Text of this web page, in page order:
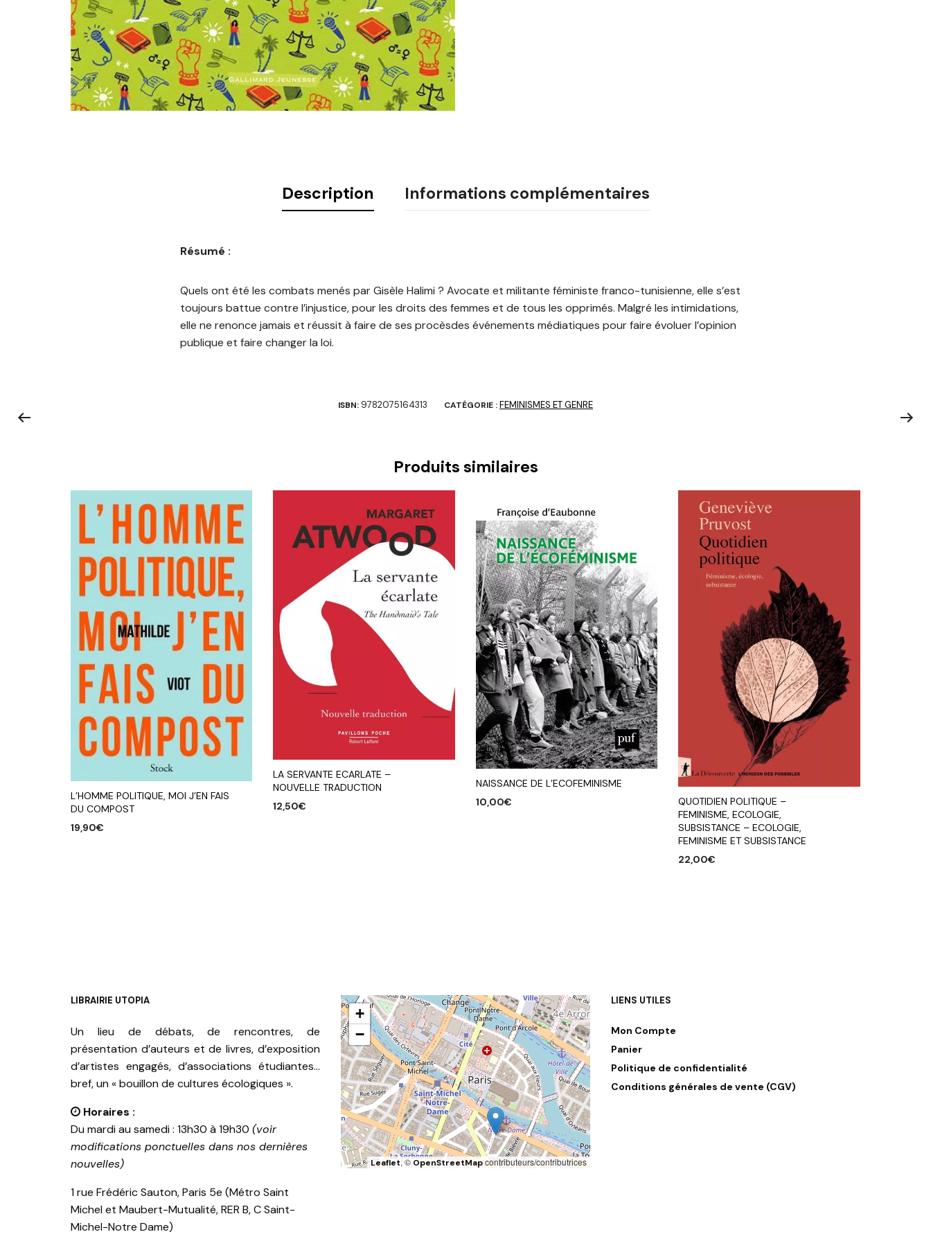
Description Informations complémentaires
Résumé :
Quels ont été les combats menés par Gisèle Halimi ? Avocate et militante féministe franco-tunisienne, elle s’est
toujours battue contre l’injustice, pour les droits des femmes et de tous les opprimés. Malgré les intimidations,
elle ne renonce jamais et réussit à faire de ses procèsdes événements médiatiques pour faire évoluer l’opinion
publique et faire changer la loi.
ISBN: 9782075164313 CATÉGORIE :FEMINISMES ET GENRE
Produits similaires
L’HOMME POLITIQUE, MOI J’EN FAIS
DU COMPOST
19,90€
LA SERVANTE ECARLATE –
NOUVELLE TRADUCTION
12,50€
NAISSANCE DE L’ECOFEMINISME
10,00€
QUOTIDIEN POLITIQUE –
FEMINISME, ECOLOGIE,
SUBSISTANCE – ECOLOGIE,
FEMINISME ET SUBSISTANCE
22,00€
LIBRAIRIE UTOPIA
Un lieu de débats, de rencontres, de
présentation d’auteurs et de livres, d’exposition
d’artistes engagés, d’associations étudiantes…
bref, un « bouillon de cultures écologiques ».
Horaires :
Du mardi au samedi : 13h30 à 19h30 (voir
modifications ponctuelles dans nos dernières
nouvelles)
1 rue Frédéric Sauton, Paris 5e (Métro Saint
Michel et Maubert-Mutualité, RER B, C Saint-
Michel-Notre Dame)
+
−
Leaflet, ©OpenStreetMapcontributeurs/contributrices
LIENS UTILES
Mon Compte
Panier
Politique de confidentialité
Conditions générales de vente (CGV)